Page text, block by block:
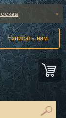
Написать нам